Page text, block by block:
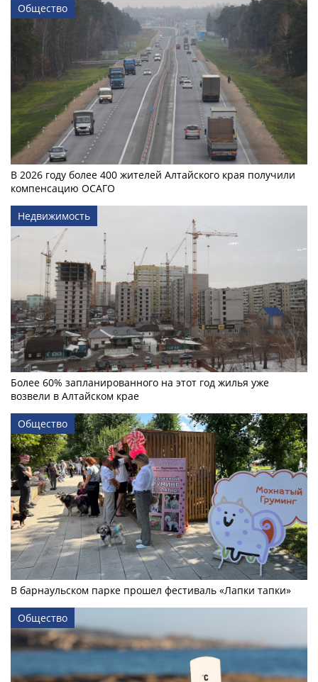
Общество
В 2026 году более 400 жителей Алтайского края получили
компенсацию ОСАГО
Недвижимость
Более 60% запланированного на этот год жилья уже
возвели в Алтайском крае
Общество
В барнаульском парке прошел фестиваль «Лапки тапки»
Общество